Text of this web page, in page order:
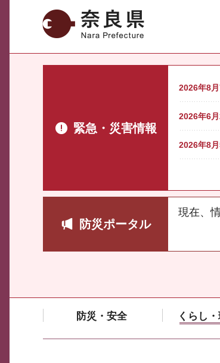
奈良県
緊急・災害情報
2026年8月
2026年6月
2026年8月
防災ポータル
現在、
防災・安全 くらし